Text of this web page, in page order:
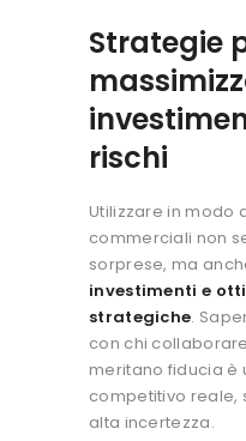
Strategie
rischi
Utilizzare in modo
commerciali non
sorprese, ma
investimenti e
strategiche.
con chi
meritano fiducia è
competitivo reale,
alta incertezza.